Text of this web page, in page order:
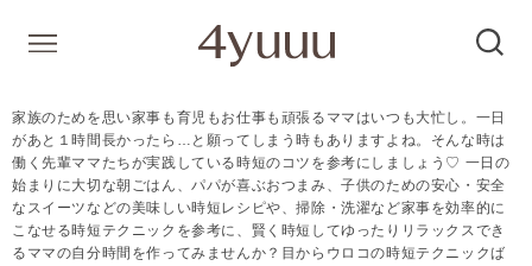
家族のためを思い家事も育児もお仕事も頑張るママはいつも大忙し。一日
があと１時間長かったら…と願ってしまう時もありますよね。そんな時は
働く先輩ママたちが実践している時短のコツを参考にしましょう♡ 一日の
始まりに大切な朝ごはん、パパが喜ぶおつまみ、子供のための安心・安全
なスイーツなどの美味しい時短レシピや、掃除・洗濯など家事を効率的に
こなせる時短テクニックを参考に、賢く時短してゆったりリラックスでき
るママの自分時間を作ってみませんか？目からウロコの時短テクニックば